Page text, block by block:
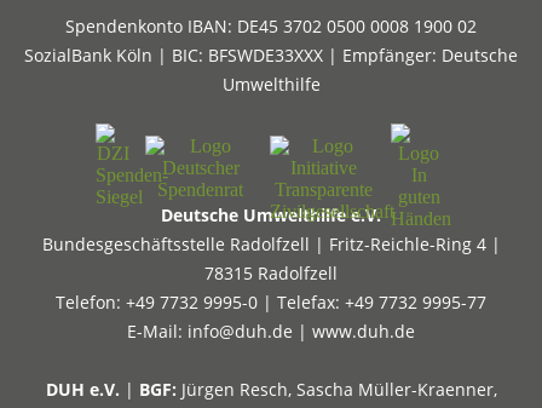
Spendenkonto IBAN: DE45 3702 0500 0008 1900 02
SozialBank Köln | BIC: BFSWDE33XXX | Empfänger: Deutsche
Umwelthilfe
Deutsche Umwelthilfe e.V.
Bundesgeschäftsstelle Radolfzell | Fritz-Reichle-Ring 4 |
78315 Radolfzell
Telefon: +49 7732 9995-0 | Telefax: +49 7732 9995-77
E-Mail: info@duh.de | www.duh.de
DUH e.V. | BGF: Jürgen Resch, Sascha Müller-Kraenner,